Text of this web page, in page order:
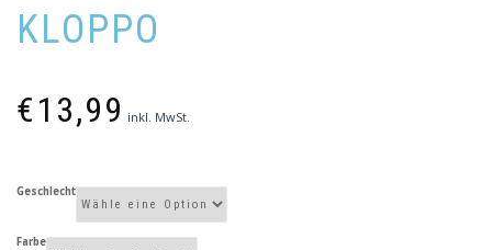
KLOPPO
€13,99 inkl. MwSt.
Geschlecht
Farbe